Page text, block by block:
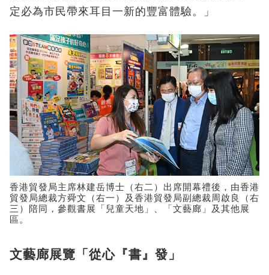
定必為市民帶來耳目一新的豐富體驗。」
香港貿發局主席林建岳博士（右二）出席開幕禮後，由香港
貿發局總裁方舜文（右一）及香港貿發局副總裁周啟良（右
三）陪同，參觀書展「兒童天地」、「文藝廊」及其他展
區。
文藝廊展覽「從心『書』發」